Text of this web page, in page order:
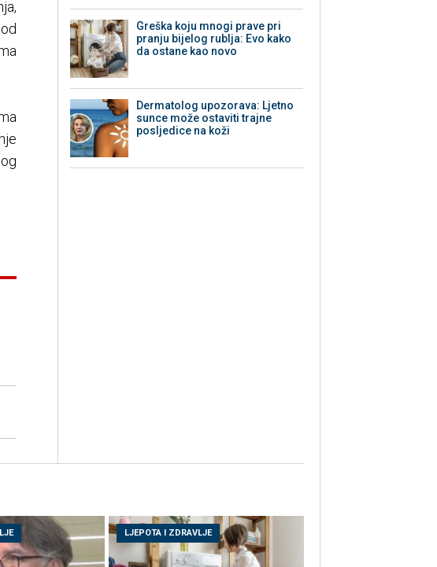
Greška koju mnogi prave pri
pranju bijelog rublja: Evo kako
da ostane kao novo
Dermatolog upozorava: Ljetno
sunce može ostaviti trajne
posljedice na koži
LJEPOTA I ZDRAVLJE